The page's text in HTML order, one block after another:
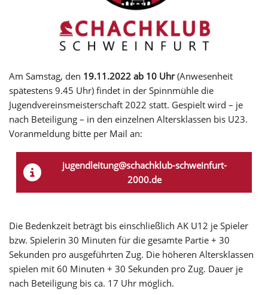
Am Samstag, den 19.11.2022 ab 10 Uhr(Anwesenheit
spätestens 9.45 Uhr) findet in der Spinnmühle die
Jugendvereinsmeisterschaft 2022 statt. Gespielt wird – je
nach Beteiligung – in den einzelnen Altersklassen bis U23.
Voranmeldung bitte per Mail an:
jugendleitung@schachklub-schweinfurt-
2000.de
Die Bedenkzeit beträgt bis einschließlich AK U12 je Spieler
bzw. Spielerin 30 Minuten für die gesamte Partie + 30
Sekunden pro ausgeführten Zug. Die höheren Altersklassen
spielen mit 60 Minuten + 30 Sekunden pro Zug. Dauer je
nach Beteiligung bis ca. 17 Uhr möglich.